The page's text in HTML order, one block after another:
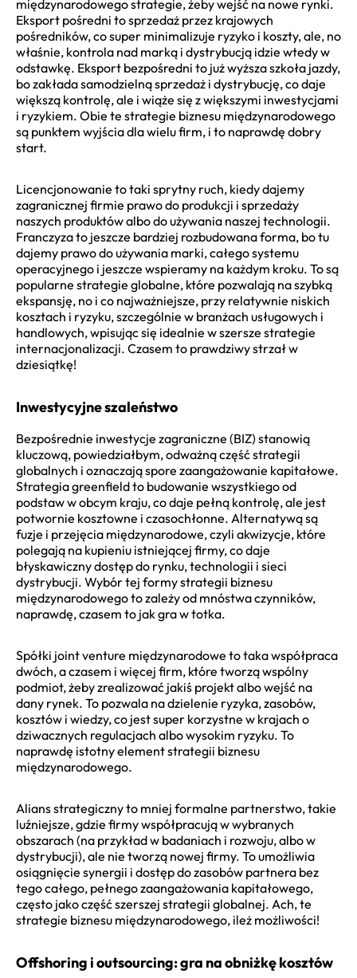
międzynarodowego strategie, żeby wejść na nowe rynki.
Eksport pośredni to sprzedaż przez krajowych
pośredników, co super minimalizuje ryzyko i koszty, ale, no
właśnie, kontrola nad marką i dystrybucją idzie wtedy w
odstawkę. Eksport bezpośredni to już wyższa szkoła jazdy,
bo zakłada samodzielną sprzedaż i dystrybucję, co daje
większą kontrolę, ale i wiąże się z większymi inwestycjami
i ryzykiem. Obie te strategie biznesu międzynarodowego
są punktem wyjścia dla wielu firm, i to naprawdę dobry
start.
Licencjonowanie to taki sprytny ruch, kiedy dajemy
zagranicznej firmie prawo do produkcji i sprzedaży
naszych produktów albo do używania naszej technologii.
Franczyza to jeszcze bardziej rozbudowana forma, bo tu
dajemy prawo do używania marki, całego systemu
operacyjnego i jeszcze wspieramy na każdym kroku. To są
popularne strategie globalne, które pozwalają na szybką
ekspansję, no i co najważniejsze, przy relatywnie niskich
kosztach i ryzyku, szczególnie w branżach usługowych i
handlowych, wpisując się idealnie w szersze strategie
internacjonalizacji. Czasem to prawdziwy strzał w
dziesiątkę!
Inwestycyjne szaleństwo
Bezpośrednie inwestycje zagraniczne (BIZ) stanowią
kluczową, powiedziałbym, odważną część strategii
globalnych i oznaczają spore zaangażowanie kapitałowe.
Strategia greenfield to budowanie wszystkiego od
podstaw w obcym kraju, co daje pełną kontrolę, ale jest
potwornie kosztowne i czasochłonne. Alternatywą są
fuzje i przejęcia międzynarodowe, czyli akwizycje, które
polegają na kupieniu istniejącej firmy, co daje
błyskawiczny dostęp do rynku, technologii i sieci
dystrybucji. Wybór tej formy strategii biznesu
międzynarodowego to zależy od mnóstwa czynników,
naprawdę, czasem to jak gra w totka.
Spółki joint venture międzynarodowe to taka współpraca
dwóch, a czasem i więcej firm, które tworzą wspólny
podmiot, żeby zrealizować jakiś projekt albo wejść na
dany rynek. To pozwala na dzielenie ryzyka, zasobów,
kosztów i wiedzy, co jest super korzystne w krajach o
dziwacznych regulacjach albo wysokim ryzyku. To
naprawdę istotny element strategii biznesu
międzynarodowego.
Alians strategiczny to mniej formalne partnerstwo, takie
luźniejsze, gdzie firmy współpracują w wybranych
obszarach (na przykład w badaniach i rozwoju, albo w
dystrybucji), ale nie tworzą nowej firmy. To umożliwia
osiągnięcie synergii i dostęp do zasobów partnera bez
tego całego, pełnego zaangażowania kapitałowego,
często jako część szerszej strategii globalnej. Ach, te
strategie biznesu międzynarodowego, ileż możliwości!
Offshoring i outsourcing: gra na obniżkę kosztów